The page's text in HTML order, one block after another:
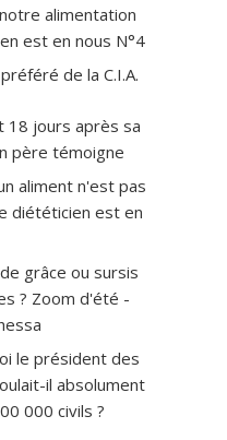
alimentation
est en nous N°4
de la C.I.A.
18 jours après sa
père témoigne
aliment n'est pas
diététicien est en
grâce ou sursis
? Zoom d'été -
le président des
il absolument
000 civils ?